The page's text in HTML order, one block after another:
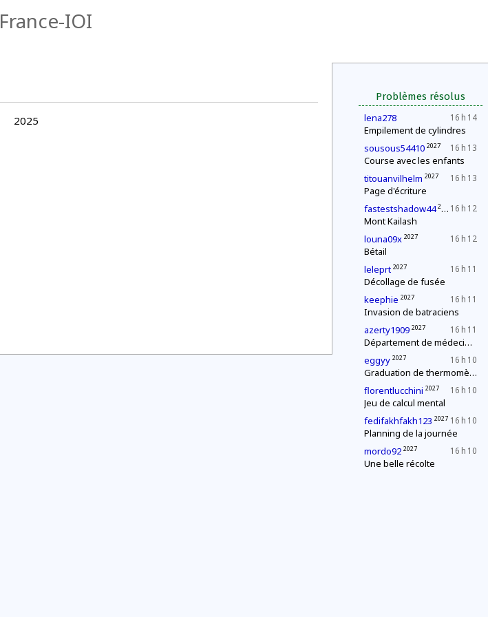
France-IOI
Problèmes résolus
16 h 14
lena278
Empilement de cylindres
16 h 13
sousous54410 2027
Course avec les enfants
16 h 13
titouanvilhelm 2027
Page d'écriture
16 h 12
fastestshadow44 2027
Mont Kailash
16 h 12
louna09x 2027
Bétail
16 h 11
leleprt 2027
Décollage de fusée
16 h 11
keephie 2027
Invasion de batraciens
16 h 11
azerty1909 2027
Département de médecine : contrôle d'une épidémie
16 h 10
eggyy 2027
Graduation de thermomètres
16 h 10
florentlucchini 2027
Jeu de calcul mental
16 h 10
fedifakhfakh123 2027
Planning de la journée
16 h 10
mordo92 2027
Une belle récolte
2025